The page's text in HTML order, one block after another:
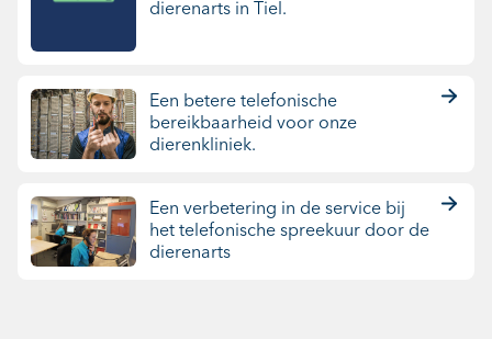
dierenarts in Tiel.
Een betere telefonische
bereikbaarheid voor onze
dierenkliniek.
Een verbetering in de service bij
het telefonische spreekuur door de
dierenarts